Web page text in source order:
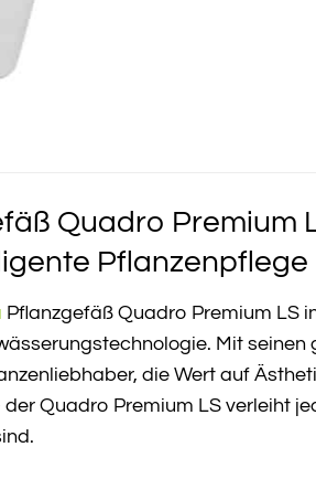
Quadro Premium
Pflanzenpflege
Pflanzgefäß Quadro Premium LS
Mit
die Wert auf
Quadro Premium LS verleiht